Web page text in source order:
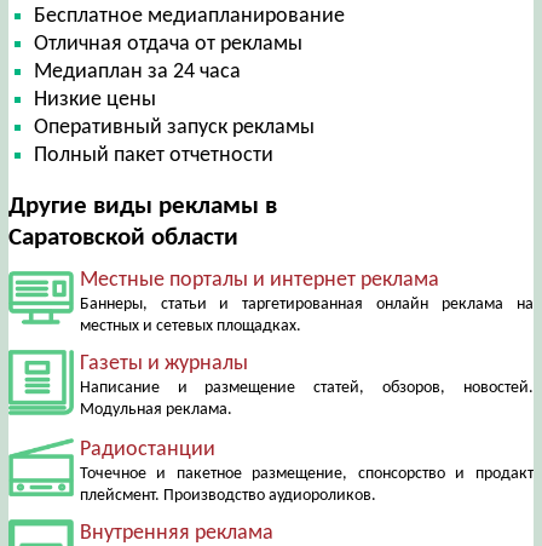
Бесплатное медиапланирование
Отличная отдача от рекламы
Медиаплан за 24 часа
Низкие цены
Оперативный запуск рекламы
Полный пакет отчетности
Другие виды рекламы в
Саратовской области
Местные порталы и интернет реклама
Баннеры, статьи и таргетированная онлайн реклама на
местных и сетевых площадках.
Газеты и журналы
Написание и размещение статей, обзоров, новостей.
Модульная реклама.
Радиостанции
Точечное и пакетное размещение, спонсорство и продакт
плейсмент. Производство аудиороликов.
Внутренняя реклама